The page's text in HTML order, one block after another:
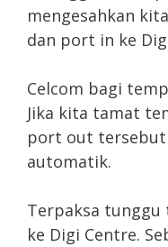
mengesahkan
dan port in ke
Celcom bagi
Jika kita tamat
port out tersebut
automatik.
Terpaksa tunggu
ke Digi Centre.